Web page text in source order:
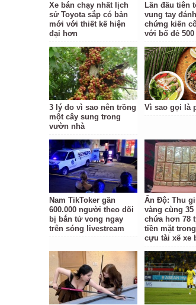
Xe bán chạy nhất lịch
sử Toyota sắp có bản
mới với thiết kế hiện
đại hơn
Lần đầu tiên
vung tay
chứng kiến
với bố đẻ
3 lý do vì sao nên trồng
một cây sung trong
vườn nhà
Vì sao gọi là
Nam TikToker gần
600.000 người theo dõi
bị bắn tử vong ngay
trên sóng livestream
Ấn Độ: Thu
vàng cùng 35
chứa hơn 78
tiền mặt
cựu tài xế xe